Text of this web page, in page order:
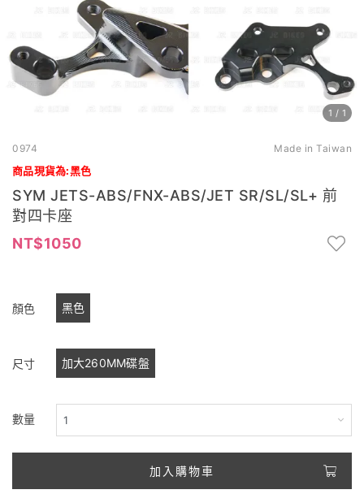
1 / 1
0974 Made in Taiwan
商品現貨為:黑色
SYM JETS-ABS/FNX-ABS/JET SR/SL/SL+ 前
對四卡座
1050
顏色 黑色
尺寸 加大260MM碟盤
數量
加入購物車